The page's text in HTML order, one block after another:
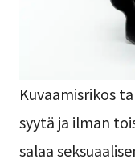
Kuvaamisrikos
syytä ja ilman
salaa